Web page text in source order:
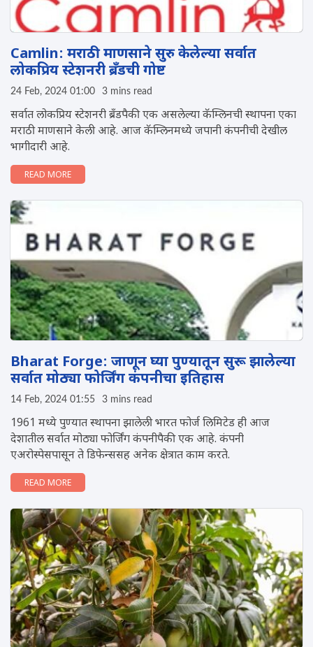
Camlin: मराठी माणसाने सुरु केलेल्या सर्वात
लोकप्रिय स्टेशनरी ब्रँडची गोष्ट
24 Feb, 2024 01:00 3 mins read
सर्वात लोकप्रिय स्टेशनरी ब्रँडपैकी एक असलेल्या कॅम्लिनची स्थापना एका
मराठी माणसाने केली आहे. आज कॅम्लिनमध्ये जपानी कंपनीची देखील
भागीदारी आहे.
READ MORE
Bharat Forge: जाणून घ्या पुण्यातून सुरू झालेल्या
सर्वात मोठ्या फोर्जिंग कंपनीचा इतिहास
14 Feb, 2024 01:55 3 mins read
1961 मध्ये पुण्यात स्थापना झालेली भारत फोर्ज लिमिटेड ही आज
देशातील सर्वात मोठ्या फोर्जिंग कंपनीपैकी एक आहे. कंपनी
एअरोस्पेसपासून ते डिफेन्ससह अनेक क्षेत्रात काम करते.
READ MORE